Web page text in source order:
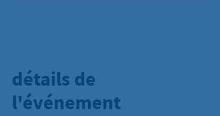
détails de
l'événement